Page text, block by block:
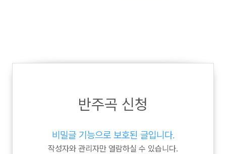
반주곡 신청
비밀글 기능으로 보호된 글입니다.
작성자와 관리자만 열람하실 수 있습니다.